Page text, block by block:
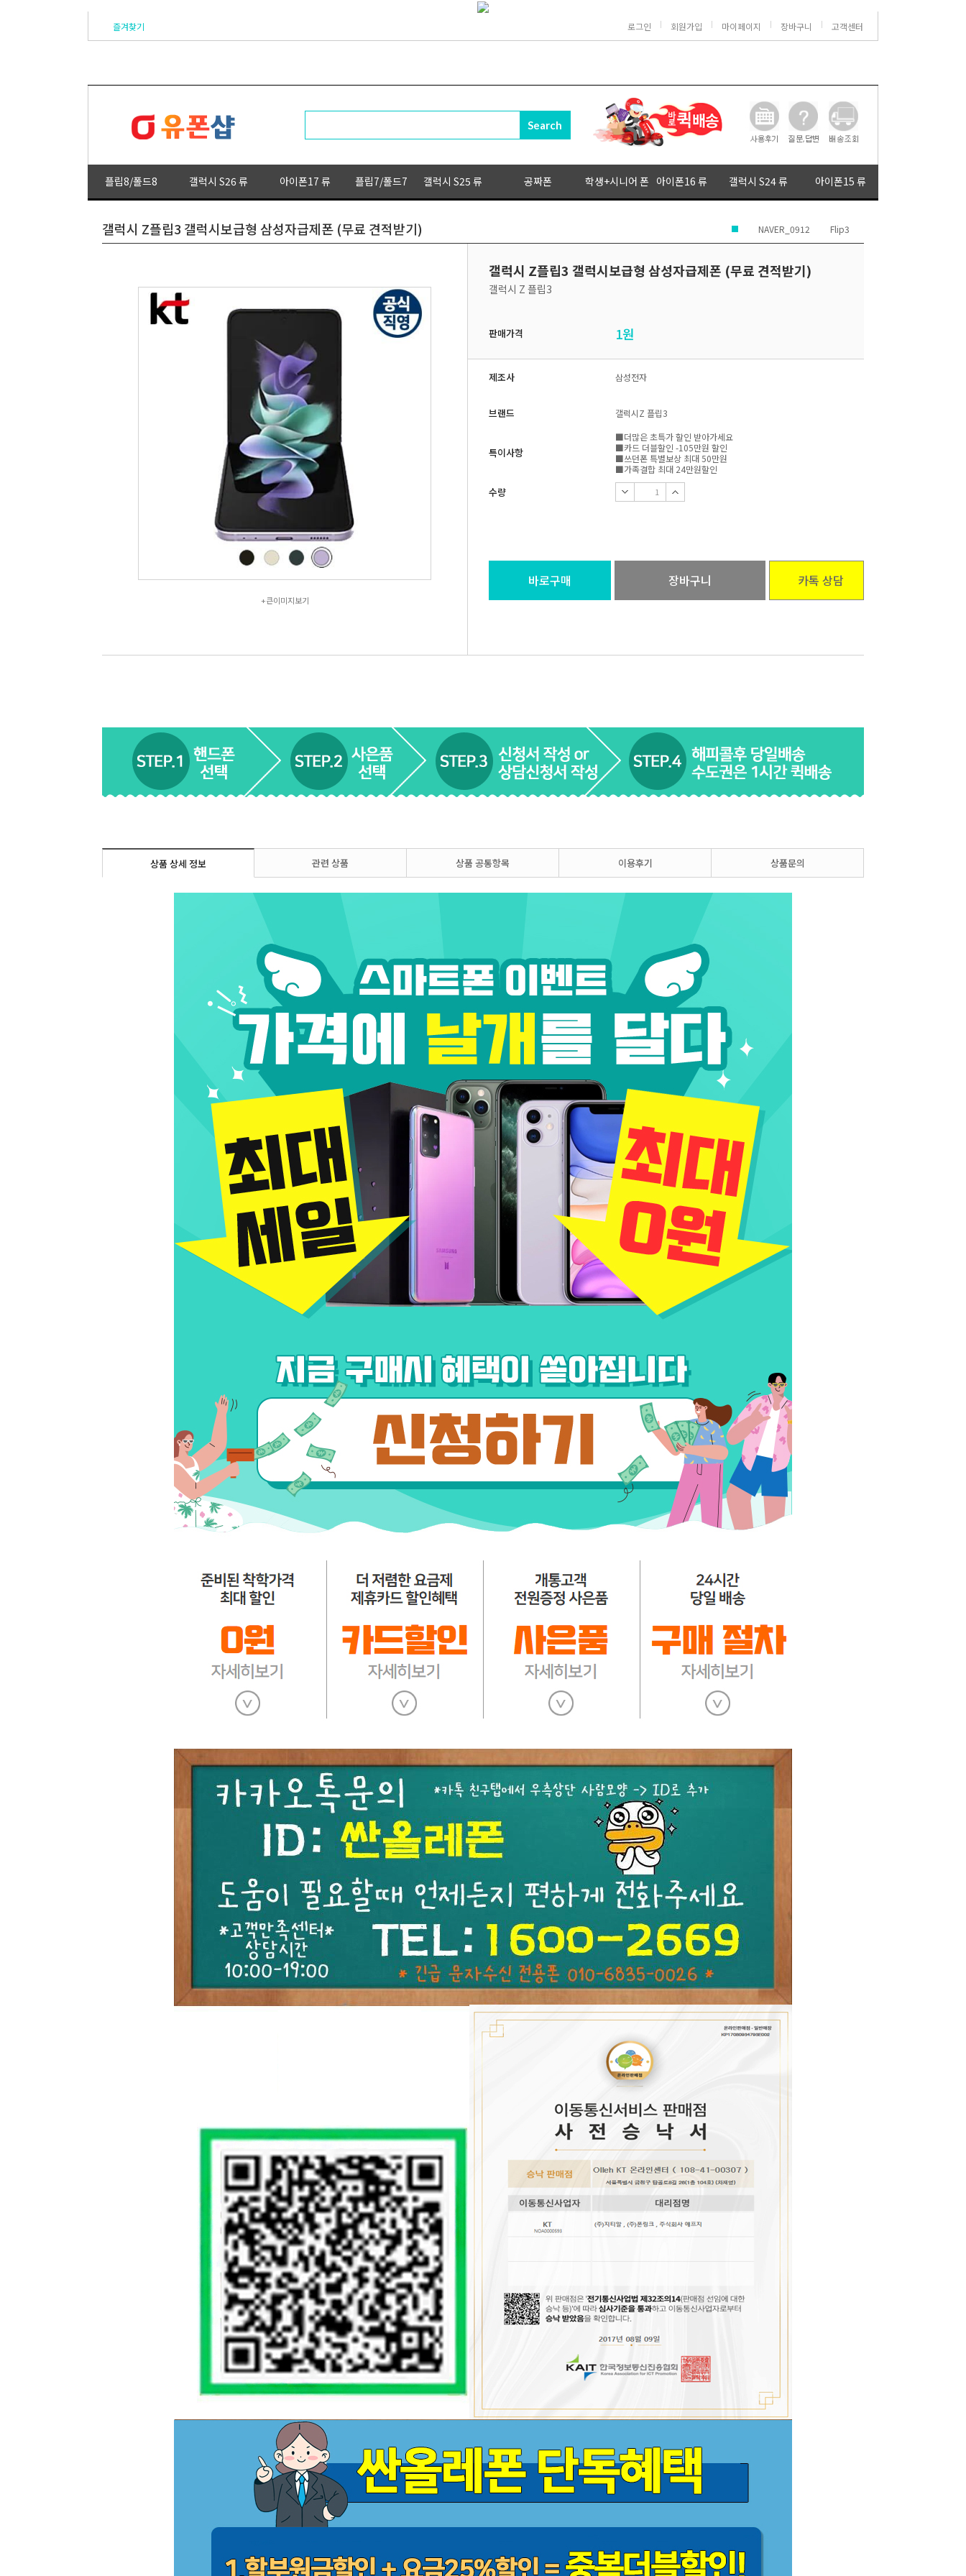
즐겨찾기 로그인 회원가입 마이페이지 장바구니 고객센터
플립8/폴드8 갤럭시 S26 류 아이폰17 류 플립7/폴드7 갤럭시 S25 류 공짜폰 학생+시니어 폰 아이폰16 류 갤럭시 S24 류 아이폰15 류
NAVER_0912 Flip3
갤럭시 Z플립3 갤럭시보급형 삼성자급제폰 (무료 견적받기)
+큰이미지보기
갤럭시 Z플립3 갤럭시보급형 삼성자급제폰 (무료 견적받기)
갤럭시 Z 플립3
판매가격 1원
제조사 삼성전자
브랜드 갤럭시Z 플립3
특이사항
■더많은 초특가 할인 받아가세요
■카드 더블할인 -105만원 할인
■쓰던폰 특별보상 최대 50만원
■가족결합 최대 24만원할인
수량
바로구매 장바구니 카톡 상담
상품 상세 정보 관련 상품 상품 공통항목 이용후기 상품문의